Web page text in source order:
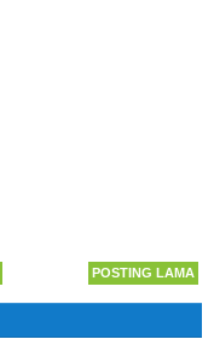
POSTING LAMA